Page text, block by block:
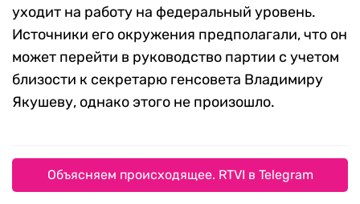
уходит на работу на федеральный уровень.
Источники его окружения предполагали, что он
может перейти в руководство партии с учетом
близости к секретарю генсовета Владимиру
Якушеву, однако этого не произошло.
Объясняем происходящее. RTVI в Telegram